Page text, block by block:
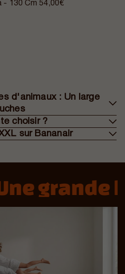
- 130 Cm 54,00€
d'animaux : Un large
choisir ?
sur Bananair
grande